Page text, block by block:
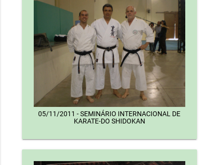
05/11/2011 - SEMINÁRIO INTERNACIONAL DE
KARATE-DO SHIDOKAN